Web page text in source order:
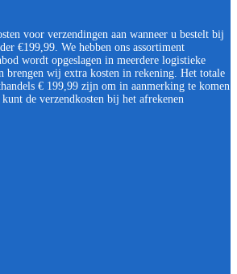
voor verzendingen aan wanneer u bestelt bij
€199,99. We hebben ons assortiment
wordt opgeslagen in meerdere logistieke
brengen wij extra kosten in rekening. Het totale
€ 199,99 zijn om in aanmerking te komen
de verzendkosten bij het afrekenen